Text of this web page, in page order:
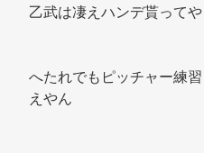
乙武は凄えハンデ貰って
へたれでもピッチャー練
えやん